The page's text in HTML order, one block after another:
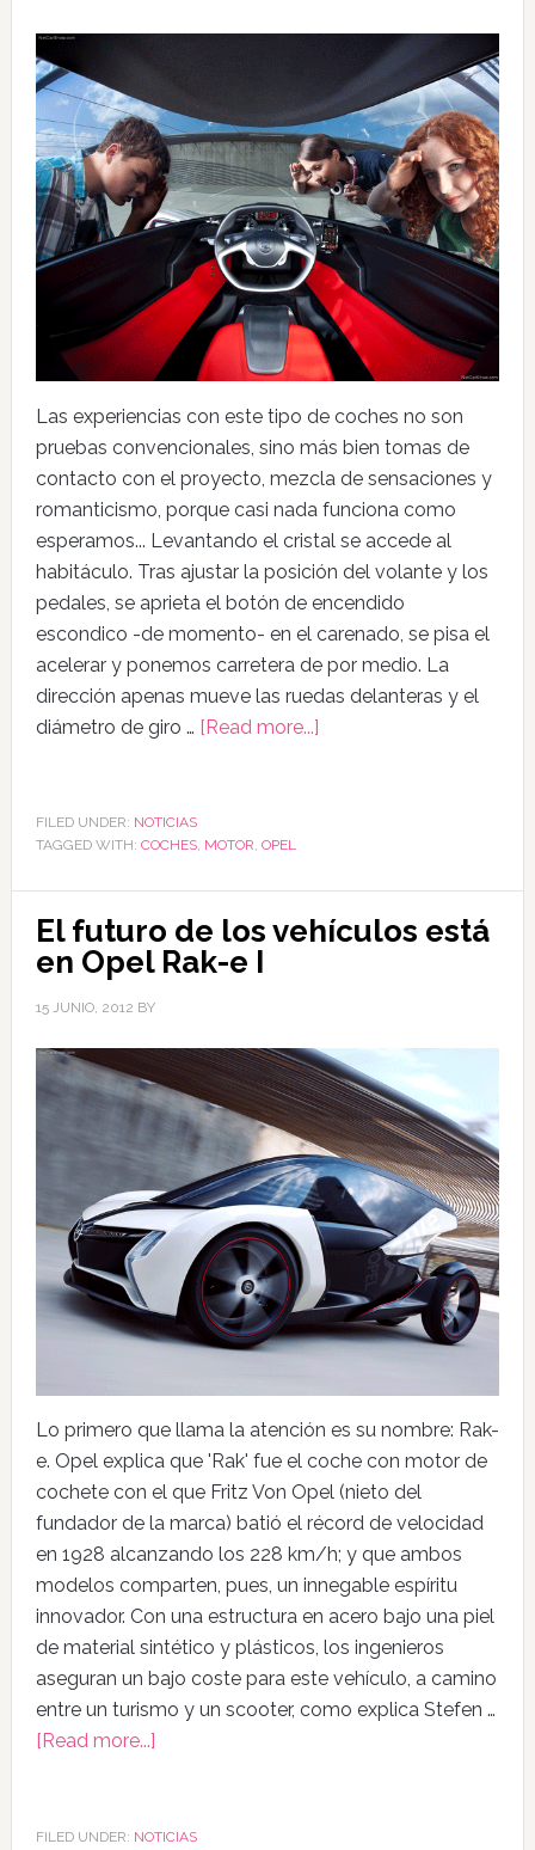
Las experiencias con este tipo de coches no son
pruebas convencionales, sino más bien tomas de
contacto con el proyecto, mezcla de sensaciones y
romanticismo, porque casi nada funciona como
esperamos... Levantando el cristal se accede al
habitáculo. Tras ajustar la posición del volante y los
pedales, se aprieta el botón de encendido
escondico -de momento- en el carenado, se pisa el
acelerar y ponemos carretera de por medio. La
dirección apenas mueve las ruedas delanteras y el
diámetro de giro … [Read more...]
FILED UNDER: NOTICIAS
TAGGED WITH: COCHES, MOTOR, OPEL
El futuro de los vehículos está
en Opel Rak-e I
15 JUNIO, 2012 BY
Lo primero que llama la atención es su nombre: Rak-
e. Opel explica que 'Rak' fue el coche con motor de
cochete con el que Fritz Von Opel (nieto del
fundador de la marca) batió el récord de velocidad
en 1928 alcanzando los 228 km/h; y que ambos
modelos comparten, pues, un innegable espíritu
innovador. Con una estructura en acero bajo una piel
de material sintético y plásticos, los ingenieros
aseguran un bajo coste para este vehículo, a camino
entre un turismo y un scooter, como explica Stefen …
[Read more...]
FILED UNDER: NOTICIAS